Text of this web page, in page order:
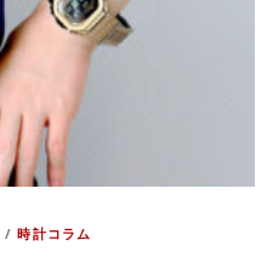
/時計コラム